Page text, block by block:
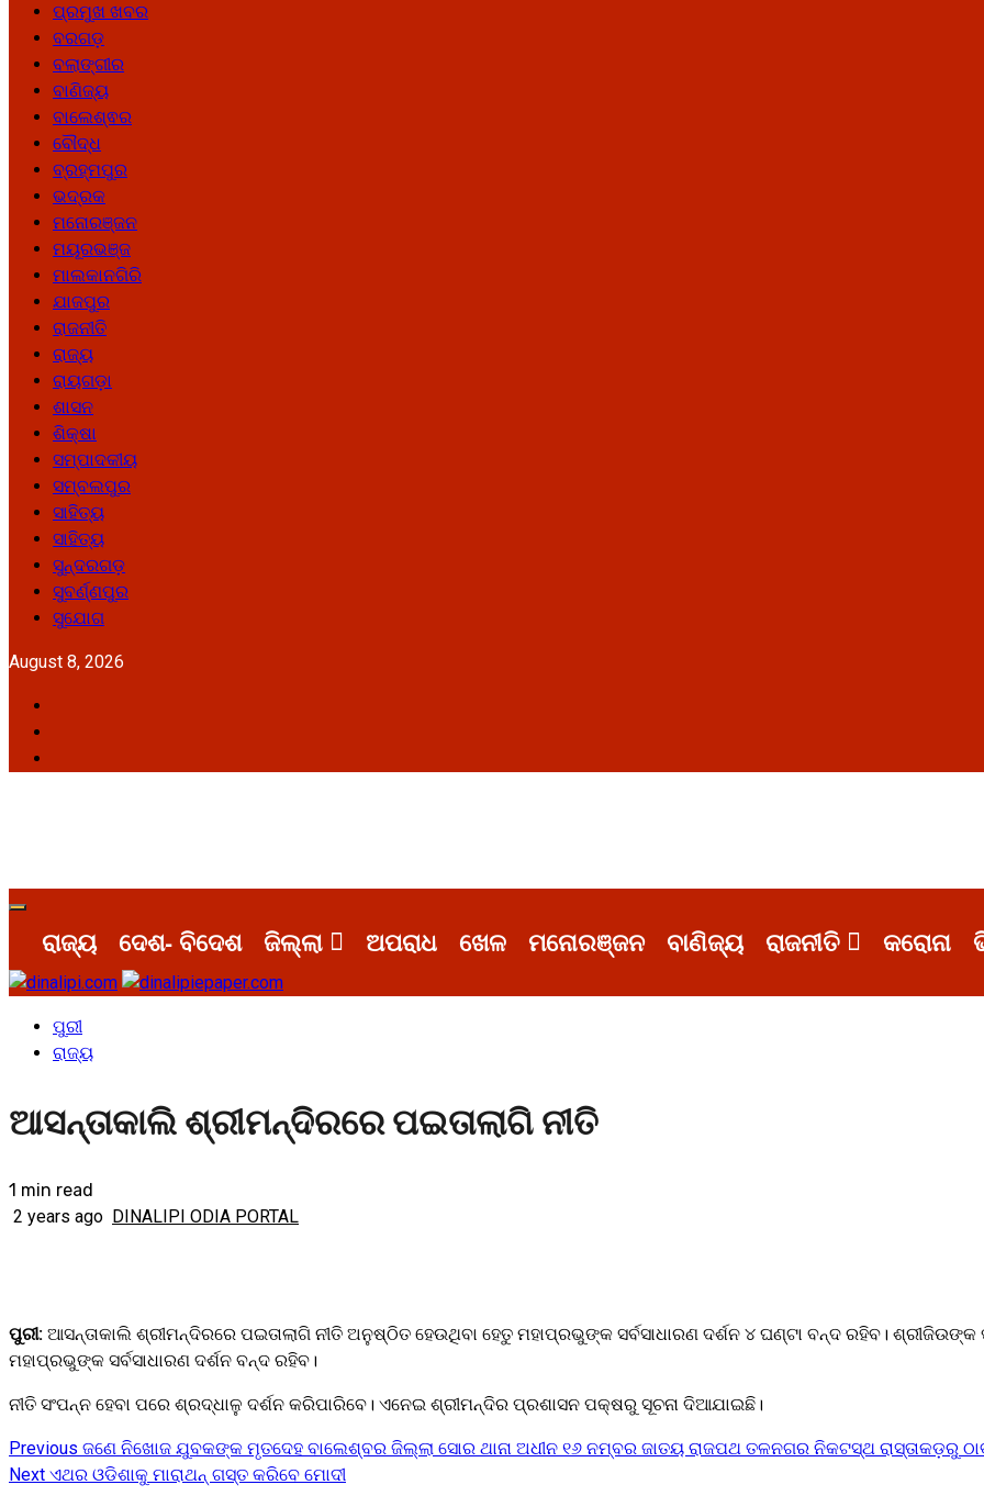
ପ୍ରମୁଖ ଖବର
ବରଗଡ଼
ବଲାଙ୍ଗୀର
ବାଣିଜ୍ୟ
ବାଲେଶ୍ଵର
ବୌଦ୍ଧ
ବ୍ରହ୍ମପୁର
ଭଦ୍ରକ
ମନୋରଞ୍ଜନ
ମୟୂରଭଞ୍ଜ
ମାଲକାନଗିରି
ଯାଜପୁର
ରାଜନୀତି
ରାଜ୍ୟ
ରାୟଗଡ଼ା
ଶାସନ
ଶିକ୍ଷା
ସମ୍ପାଦକୀୟ
ସମ୍ବଲପୁର
ସାହିତ୍ୟ
ସାହିତ୍ୟ
ସୁନ୍ଦରଗଡ଼
ସୁବର୍ଣ୍ଣପୁର
ସୁଯୋଗ
August 8, 2026
Primary
Menuରାଜ୍ୟ ଦେଶ- ବିଦେଶ ଜିଲ୍ଲା ଅପରାଧ ଖେଳ ମନୋରଞ୍ଜନ ବାଣିଜ୍ୟ ରାଜନୀତି କରୋନା
ପୁରୀ
ରାଜ୍ୟ
ଆସନ୍ତାକାଲି ଶ୍ରୀମନ୍ଦିରରେ ପଇତାଲାଗି ନୀତି
1 min read
2 years ago DINALIPI ODIA PORTAL
ପୁରୀ: ଆସନ୍ତାକାଲି ଶ୍ରୀମନ୍ଦିରରେ ପଇତାଲାଗି ନୀତି ଅନୁଷ୍ଠିତ ହେଉଥିବା ହେତୁ ମହାପ୍ରଭୁଙ୍କ ସର୍ବସାଧାରଣ ଦର୍ଶନ ୪ ଘଣ୍ଟା ବନ୍ଦ ରହିବ। ଶ୍ରୀଜିଉଙ୍କ
ମହାପ୍ରଭୁଙ୍କ ସର୍ବସାଧାରଣ ଦର୍ଶନ ବନ୍ଦ ରହିବ।
ନୀତି ସଂପନ୍ନ ହେବା ପରେ ଶ୍ରଦ୍ଧାଳୁ ଦର୍ଶନ କରିପାରିବେ। ଏନେଇ ଶ୍ରୀମନ୍ଦିର ପ୍ରଶାସନ ପକ୍ଷରୁ ସୂଚନା ଦିଆଯାଇଛି।
Continue
Previous ଜଣେ ନିଖୋଜ ଯୁବକଙ୍କ ମୃତଦେହ ବାଲେଶ୍ବର ଜିଲ୍ଲା ସୋର ଥାନା ଅଧୀନ ୧୬ ନମ୍ବର ଜାତୟ ରାଜପଥ ତଳନଗର ନିକଟସ୍ଥ ରାସ୍ତାକଡ଼ରୁ
Next ଏଥର ଓଡିଶାକୁ ମାରାଥନ୍ ଗସ୍ତ କରିବେ ମୋଦୀ